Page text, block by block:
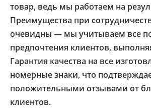
товар, ведь мы работаем на
Преимущества при
очевидны — мы учитываем все
предпочтения клиентов,
Гарантия качества на все
номерные знаки, что
положительными отзывами от
клиентов.